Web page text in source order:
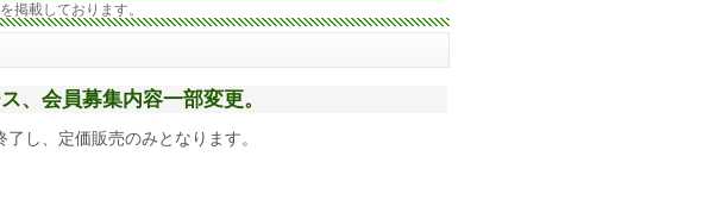
掲載しております。
、会員募集内容一部変更。
し、定価販売のみとなります。